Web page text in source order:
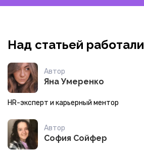
Над статьей работали
Автор
Яна Умеренко
HR-эксперт и карьерный ментор
Автор
София Сойфер